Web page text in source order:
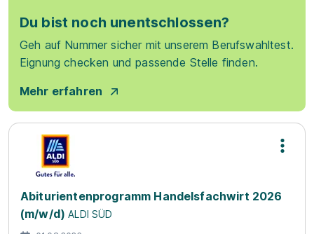
Du bist noch unentschlossen?
Geh auf Nummer sicher mit unserem Berufswahltest.
Eignung checken und passende Stelle finden.
Mehr erfahren
Abiturientenprogramm Handelsfachwirt 2026
(m/w/d) ALDI SÜD